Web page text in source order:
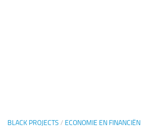
BLACK PROJECTS / ECONOMIE EN FINANCIËN